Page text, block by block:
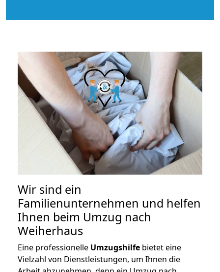
Wir sind ein
Familienunternehmen und helfen
Ihnen beim Umzug nach
Weiherhaus
Eine professionelle Umzugshilfe bietet eine
Vielzahl von Dienstleistungen, um Ihnen die